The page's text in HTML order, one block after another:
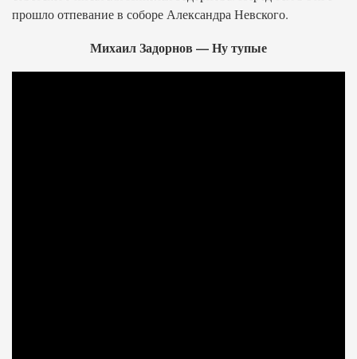
прошло отпевание в соборе Александра Невского.
Михаил Задорнов — Ну тупые